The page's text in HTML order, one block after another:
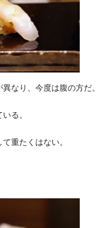
なり、今度は腹の方だ。
る。
重たくはない。